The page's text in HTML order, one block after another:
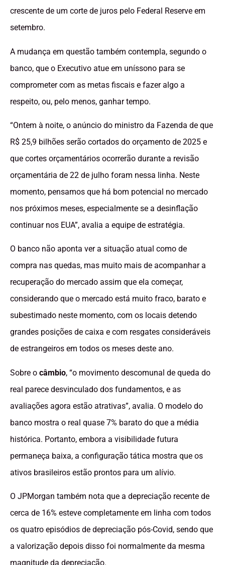
crescente de um corte de juros pelo Federal Reserve em
setembro.
A mudança em questão também contempla, segundo o
banco, que o Executivo atue em uníssono para se
comprometer com as metas fiscais e fazer algo a
respeito, ou, pelo menos, ganhar tempo.
“Ontem à noite, o anúncio do ministro da Fazenda de que
R$ 25,9 bilhões serão cortados do orçamento de 2025 e
que cortes orçamentários ocorrerão durante a revisão
orçamentária de 22 de julho foram nessa linha. Neste
momento, pensamos que há bom potencial no mercado
nos próximos meses, especialmente se a desinflação
continuar nos EUA”, avalia a equipe de estratégia.
O banco não aponta ver a situação atual como de
compra nas quedas, mas muito mais de acompanhar a
recuperação do mercado assim que ela começar,
considerando que o mercado está muito fraco, barato e
subestimado neste momento, com os locais detendo
grandes posições de caixa e com resgates consideráveis ​​
de estrangeiros em todos os meses deste ano.
Sobre o câmbio, “o movimento descomunal de queda do
real parece desvinculado dos fundamentos, e as
avaliações agora estão atrativas”, avalia. O modelo do
banco mostra o real quase 7% barato do que a média
histórica. Portanto, embora a visibilidade futura
permaneça baixa, a configuração tática mostra que os
ativos brasileiros estão prontos para um alívio.
O JPMorgan também nota que a depreciação recente de
cerca de 16% esteve completamente em linha com todos
os quatro episódios de depreciação pós-Covid, sendo que
a valorização depois disso foi normalmente da mesma
magnitude da depreciação.